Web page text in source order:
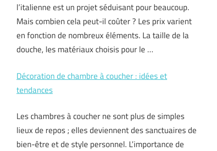
l’italienne est un projet séduisant pour beaucoup.
Mais combien cela peut-il coûter ? Les prix varient
en fonction de nombreux éléments. La taille de la
douche, les matériaux choisis pour le …
Décoration de chambre à coucher : idées et
tendances
Les chambres à coucher ne sont plus de simples
lieux de repos ; elles deviennent des sanctuaires de
bien-être et de style personnel. L’importance de